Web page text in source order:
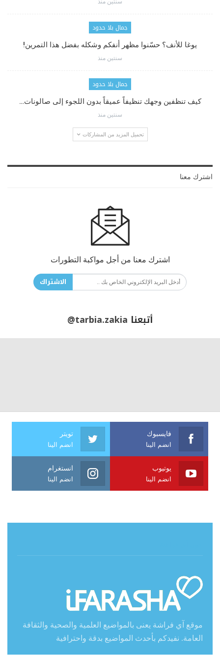
سنتين منذ
جمال بلا حدود
يوغا للأنف؟ حسّنوا مظهر أنفكم وشكله بفضل هذا التمرين!
سنتين منذ
جمال بلا حدود
كيف تنظفين وجهك تنظيفاً عميقاً بدون اللجوء إلى صالونات…
سنتين منذ
تحميل المزيد من المشاركات
اشترك معنا
اشترك معنا من أجل مواكبة التطورات
الاشتراك
أتبعنا @tarbia.zakia
فايسبوك
انضم الينا
تويتر
انضم الينا
يوتيوب
انضم الينا
انستغرام
انضم الينا
موقع آي فراشة يعنى بالمواضيع العلمية والصحية والثقافة
العامة. نفيدكم بأحدث المواضيع بدقة واحترافية